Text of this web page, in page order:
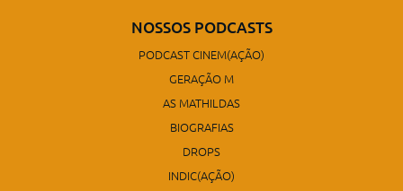
NOSSOS PODCASTS
PODCAST CINEM(AÇÃO)
GERAÇÃO M
AS MATHILDAS
BIOGRAFIAS
DROPS
INDIC(AÇÃO)